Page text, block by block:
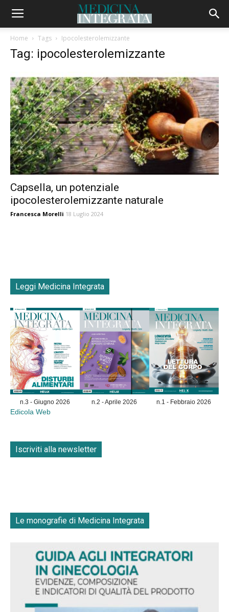
Home Tags Ipocolesterolemizzante
Tag: ipocolesterolemizzante
Capsella, un potenziale
ipocolesterolemizzante naturale
Francesca Morelli 18 Luglio 2024
Leggi Medicina Integrata
n.3 - Giugno 2026 n.2 - Aprile 2026 n.1 - Febbraio 2026
Edicola Web
Iscriviti alla newsletter
Le monografie di Medicina Integrata